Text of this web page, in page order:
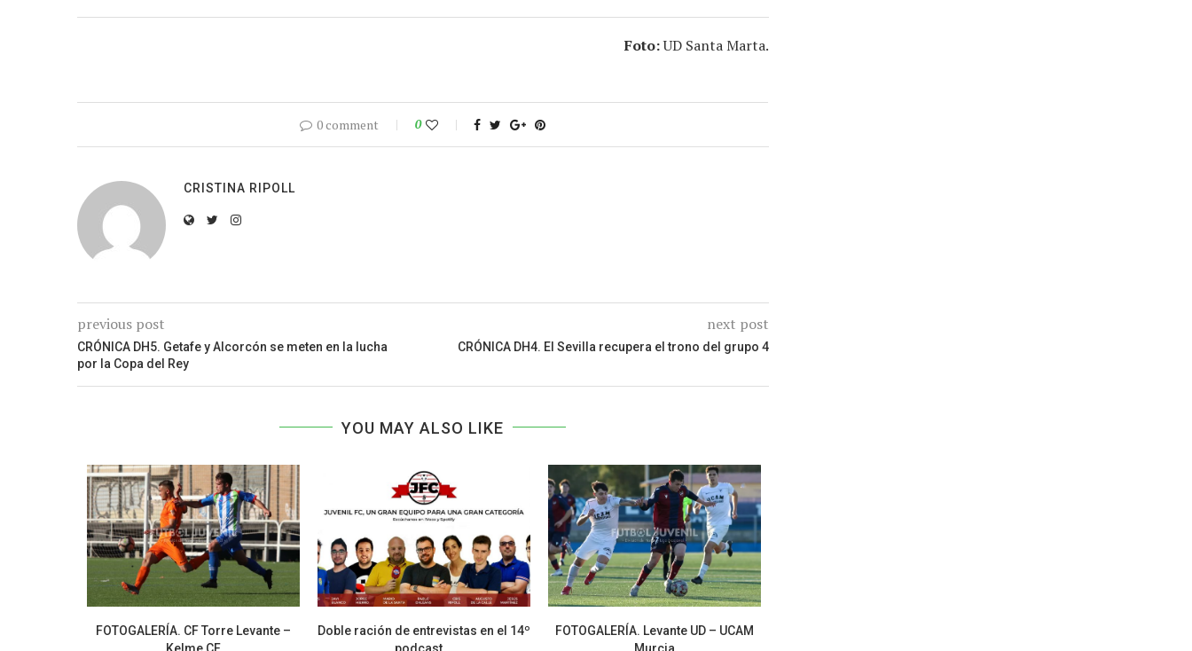
Foto:UD Santa Marta.
0 comment 0
CRISTINA RIPOLL
previous post
CRÓNICA DH5. Getafe y Alcorcón se meten en la lucha
por la Copa del Rey
next post
CRÓNICA DH4. El Sevilla recupera el trono del grupo 4
YOU MAY ALSO LIKE
FOTOGALERÍA. CF Torre Levante –
Doble ración de entrevistas en el 14º
FOTOGALERÍA. Levante UD – UCAM